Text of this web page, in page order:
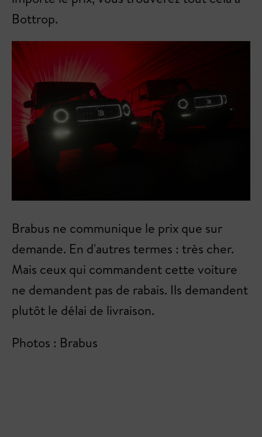
Bottrop.
Brabus ne communique le prix que sur
demande. En d'autres termes : très cher.
Mais ceux qui commandent cette voiture
ne demandent pas de rabais. Ils demandent
plutôt le délai de livraison.
Photos : Brabus